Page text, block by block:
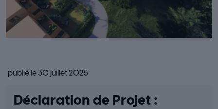
publié le 30 juillet 2025
Déclaration de Projet :